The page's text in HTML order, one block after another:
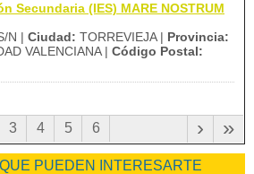
Secundaria (IES) MARE NOSTRUM
N | Ciudad: TORREVIEJA | Provincia:
VALENCIANA | Código Postal:
3 4 5 6 »
›
PUEDEN INTERESARTE